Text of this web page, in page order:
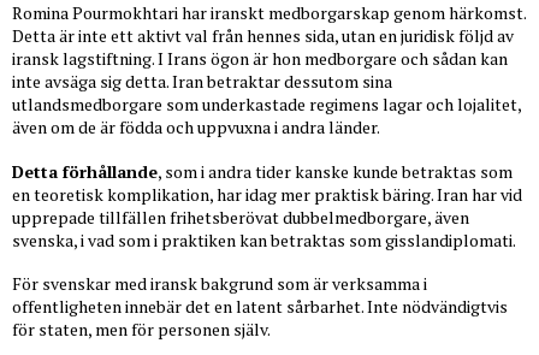
Romina Pourmokhtari har iranskt medborgarskap genom härkomst.
Detta är inte ett aktivt val från hennes sida, utan en juridisk följd av
iransk lagstiftning. I Irans ögon är hon medborgare och sådan kan
inte avsäga sig detta. Iran betraktar dessutom sina
utlandsmedborgare som underkastade regimens lagar och lojalitet,
även om de är födda och uppvuxna i andra länder.
Detta förhållande, som i andra tider kanske kunde betraktas som
en teoretisk komplikation, har idag mer praktisk bäring. Iran har vid
upprepade tillfällen frihetsberövat dubbelmedborgare, även
svenska, i vad som i praktiken kan betraktas som gisslandiplomati.
För svenskar med iransk bakgrund som är verksamma i
offentligheten innebär det en latent sårbarhet. Inte nödvändigtvis
för staten, men för personen själv.